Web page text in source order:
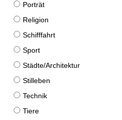
Porträt
Religion
Schifffahrt
Sport
Städte/Architektur
Stilleben
Technik
Tiere